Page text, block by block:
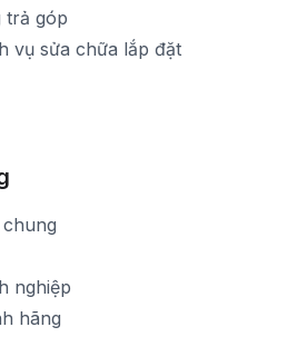
trả góp
vụ sửa chữa lắp đặt
nghiệp
hãng